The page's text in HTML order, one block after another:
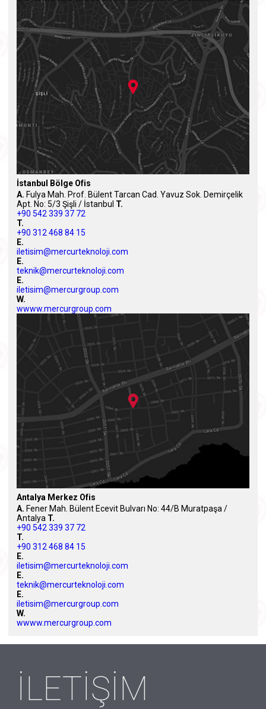
İstanbul Bölge Ofis
A. Fulya Mah. Prof. Bülent Tarcan Cad. Yavuz Sok. Demirçelik
Apt. No: 5/3 Şişli / İstanbul T.
+90 542 339 37 72
T.
+90 312 468 84 15
E.
iletisim@mercurteknoloji.com
E.
teknik@mercurteknoloji.com
E.
iletisim@mercurgroup.com
W.
wwww.mercurgroup.com
Antalya Merkez Ofis
A. Fener Mah. Bülent Ecevit Bulvarı No: 44/B Muratpaşa /
Antalya T.
+90 542 339 37 72
T.
+90 312 468 84 15
E.
iletisim@mercurteknoloji.com
E.
teknik@mercurteknoloji.com
E.
iletisim@mercurgroup.com
W.
wwww.mercurgroup.com
İLETİŞİM